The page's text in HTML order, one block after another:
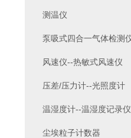
测温仪
泵吸式四合一气体检测
风速仪--热敏式风速仪
压差/压力计--光照度计
温湿度计--温湿度记录仪
尘埃粒子计数器